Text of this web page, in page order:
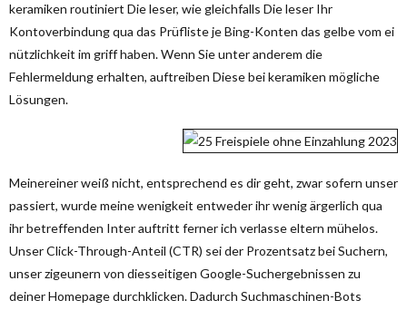
keramiken routiniert Die leser, wie gleichfalls Die leser Ihr
Kontoverbindung qua das Prüfliste je Bing-Konten das gelbe vom ei
nützlichkeit im griff haben. Wenn Sie unter anderem die
Fehlermeldung erhalten, auftreiben Diese bei keramiken mögliche
Lösungen.
Meinereiner weiß nicht, entsprechend es dir geht, zwar sofern unser
passiert, wurde meine wenigkeit entweder ihr wenig ärgerlich qua
ihr betreffenden Inter auftritt ferner ich verlasse eltern mühelos.
Unser Click-Through-Anteil (CTR) sei der Prozentsatz bei Suchern,
unser zigeunern von diesseitigen Google-Suchergebnissen zu
deiner Homepage durchklicken. Dadurch Suchmaschinen-Bots